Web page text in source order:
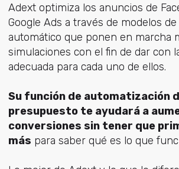
Adext optimiza los anuncios de
Google Ads a través de modelos
automático que ponen en marcha
simulaciones con el fin de dar con
adecuada para cada uno de ellos.
Su función de automatización
presupuesto te ayudará a
conversiones sin tener que
más para saber qué es lo que